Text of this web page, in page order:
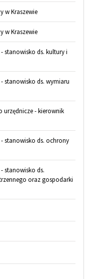
w Kraszewie
w Kraszewie
stanowisko ds. kultury i
stanowisko ds. wymiaru
urzędnicze - kierownik
stanowisko ds. ochrony
stanowisko ds.
oraz gospodarki